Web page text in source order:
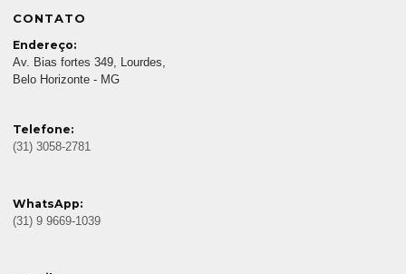
CONTATO
Endereço:
Av. Bias fortes 349, Lourdes,
Belo Horizonte - MG
Telefone:
(31) 3058-2781
WhatsApp:
(31) 9 9669-1039